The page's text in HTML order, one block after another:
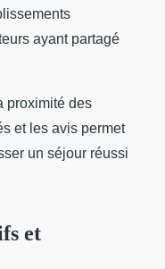
ayant partagé
proximité des
et les avis permet
un séjour réussi
et